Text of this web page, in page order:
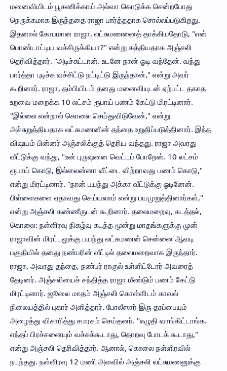
மனைவியிடம் பூசணிக்காய் அல்வா கொடுக்க சென்றபோது
நெருக்கமாக இருந்ததை ராஜா பார்த்ததாக சொல்லப்படுகிறது.
இதனால் கோபமான ராஜா, லட்சுமணனைத் தாக்கியதோடு, "என்
பொண்டாட்டிய வச்சிருக்கியா?" என்று கத்தியதாக அஞ்சலி
தெரிவித்தார். "அடிச்சுட்டான். உடனே நான் ஓடி வந்தேன். வந்து
பார்த்தா புடிச்சு வச்சிட்டு நட்டிட்டு இருந்தான்," என்று அவர்
கூறினார். ராஜா, தம்பியிடம் தனது மனைவியுடன் ஏற்பட்ட தகாத
உறவை மறைக்க 10 லட்சம் ரூபாய் பணம் கேட்டு மிரட்டினார்.
"இல்லை என்றால் கொலை செய்துவிடுவேன்," என்று
அச்சுறுத்தியதாக லட்சுமணனின் தந்தை உறுதிப்படுத்தினார். இந்த
விஷயம் பின்னர் அஞ்சலிக்குத் தெரிய வந்தது. ராஜா அவரது
வீட்டுக்கு வந்து, "உன் புருஷனை வெட்டப் போறேன். 10 லட்சம்
ரூபாய் கொடு, இல்லைன்னா வீட்டை விற்றாவது பணம் கொடு,"
என்று மிரட்டினார். "நான் பயந்து அக்கா வீட்டுக்கு ஓடினேன்.
பிள்ளைகளை ஏதாவது செய்யலாம் என்று பயமுறுத்தினார்கள்,"
என்று அஞ்சலி கண்ணீருடன் கூறினார். தலைமறைவு, கடத்தல்,
கொலை: நள்ளிரவு நிகழ்வு கடந்த மூன்று மாதங்களுக்கு முன்
ராஜாவின் மிரட்டலுக்கு பயந்து லட்சுமணன் சென்னை ஆவடி
பகுதியில் தனது நண்பரின் வீட்டில் தலைமறைவாக இருந்தார்.
ராஜா, அவரது தந்தை, நண்பர் ராகுல் உள்ளிட்டோர் அவரைத்
தேடினர். அஞ்சலியைச் சந்தித்த ராஜா மீண்டும் பணம் கேட்டு
மிரட்டினார். ஜூலை மாதம் அஞ்சலி கொள்ளிடம் காவல்
நிலையத்தில் புகார் அளித்தார். போலீஸார் இரு தரப்பையும்
அழைத்து விசாரித்து சமரசம் செய்தனர். "எழுதி வாங்கிட்டாங்க.
எந்தப் பிரச்சனையும் வச்சுக்கூடாது, தொறவு போடக் கூடாது,"
என்று அஞ்சலி தெரிவித்தார். ஆனால், கொலை நள்ளிரவில்
நடந்தது. நள்ளிரவு 12 மணி அளவில் அஞ்சலி லட்சுமணனுக்கு